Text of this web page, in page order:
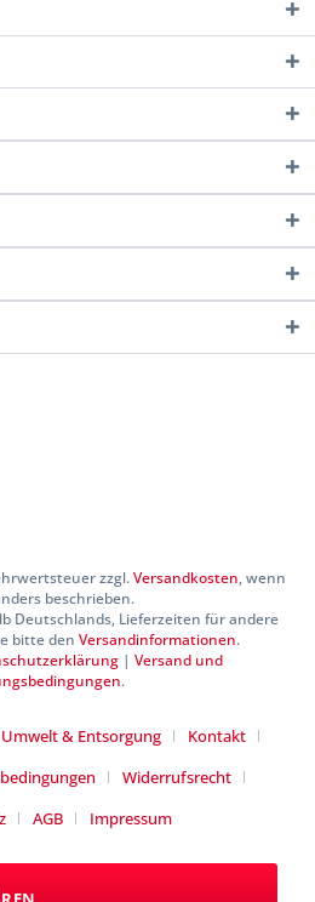
zzgl.Versandkosten, wenn
beschrieben.
Deutschlands, Lieferzeiten für andere
bitte den Versandinformationen.
| Versand und
.
Umwelt & Entsorgung
Kontakt
Widerrufsrecht
AGB Impressum